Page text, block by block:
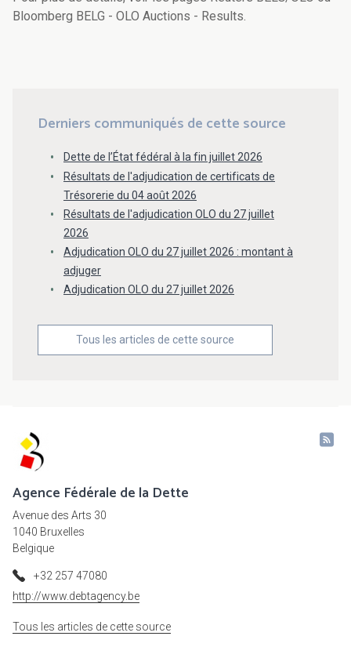
Bloomberg BELG - OLO Auctions - Results.
Derniers communiqués de cette source
Dette de l’État fédéral à la fin juillet 2026
Résultats de l'adjudication de certificats de
Trésorerie du 04 août 2026
Résultats de l'adjudication OLO du 27 juillet
2026
Adjudication OLO du 27 juillet 2026 : montant à
adjuger
Adjudication OLO du 27 juillet 2026
Tous les articles de cette source
Agence Fédérale de la Dette
Avenue des Arts 30
1040 Bruxelles
Belgique
+32 257 47080
http://www.debtagency.be
Tous les articles de cette source